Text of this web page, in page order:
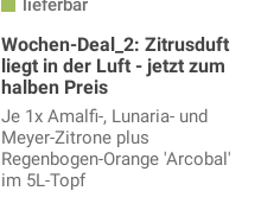
lieferbar
Wochen-Deal_2: Zitrusduft
liegt in der Luft - jetzt zum
halben Preis
Je 1x Amalfi-, Lunaria- und
Meyer-Zitrone plus
Regenbogen-Orange 'Arcobal'
im 5L-Topf